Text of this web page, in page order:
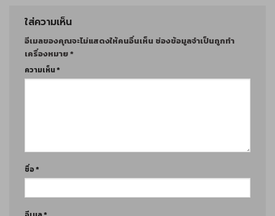
ใส่ความเห็น
อีเมลของคุณจะไม่แสดงให้คนอื่นเห็น ช่องข้อมูลจำเป็นถูกทำ
เครื่องหมาย*
ความเห็น*
ชื่อ*